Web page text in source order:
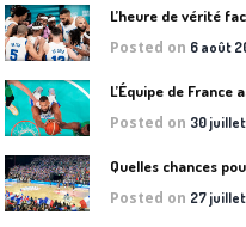
L’heure de vérité
Posted on 6 août
L’Équipe de
Posted on 30
Quelles chances
Posted on 27